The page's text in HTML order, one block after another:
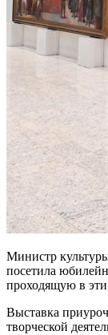
Министр
посетила
проходящую в
Выставка
творческой